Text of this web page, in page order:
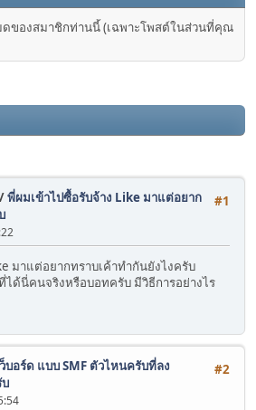
ของสมาชิกท่านนี้ (เฉพาะโพสต์ในส่วนที่คุณ
#1
/พี่ผมเข้าไปซื้อรับจ้าง Like มาแต่อยาก
มาแต่อยากทราบเค้าทำกันยังไงครับ
ได้นี่คนจริงหรือบอทครับ มีวิธีการอย่างไร
#2
บอร์ด แบบ SMF ตัวไหนครับที่ลง